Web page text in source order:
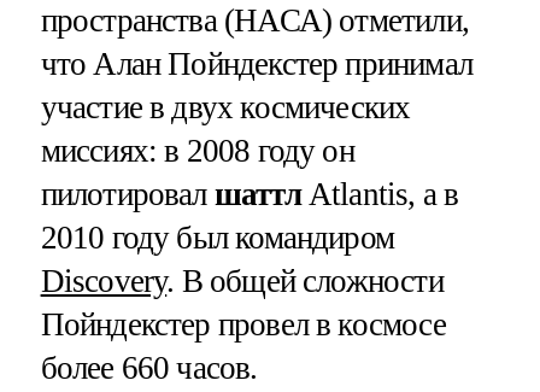
пространства (НАСА) отметили,
что Алан Пойндекстер принимал
участие в двух космических
миссиях: в 2008 году он
пилотировал шаттлAtlantis, а в
2010 году был командиром
Discovery. В общей сложности
Пойндекстер провел в космосе
более 660 часов.